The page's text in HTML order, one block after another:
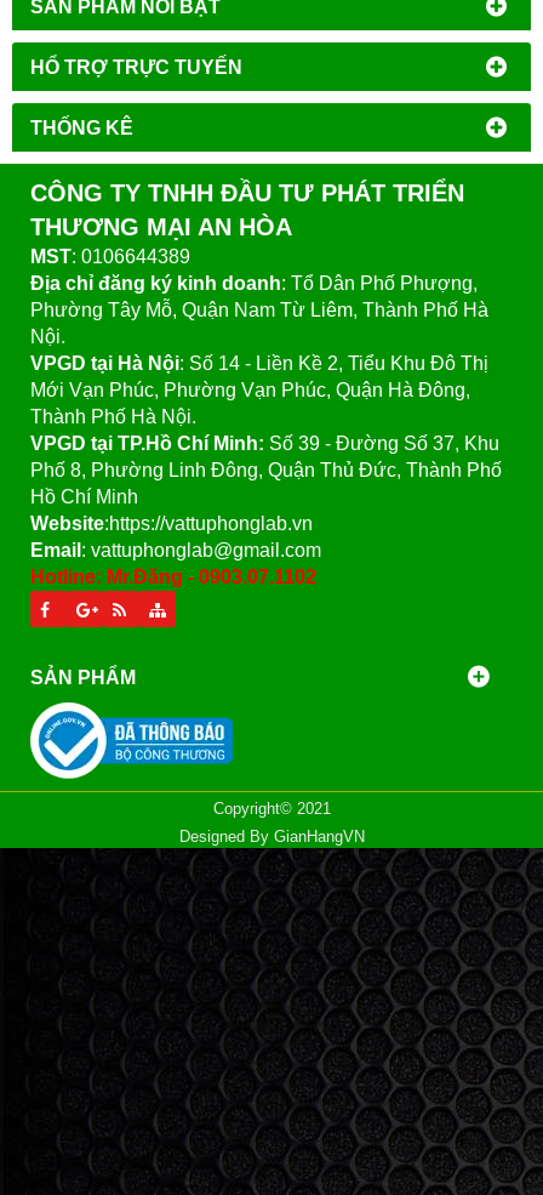
SẢN PHẨM NỔI BẬT
HỔ TRỢ TRỰC TUYẾN
THỐNG KÊ
CÔNG TY TNHH ĐẦU TƯ PHÁT TRIỂN
THƯƠNG MẠI AN HÒA
MST: 0106644389
Địa chỉ đăng ký kinh doanh: Tổ Dân Phố Phượng,
Phường Tây Mỗ, Quận Nam Từ Liêm, Thành Phố Hà
Nội.
VPGD tại Hà Nội: Số 14 - Liền Kề 2, Tiểu Khu Đô Thị
Mới Vạn Phúc, Phường Vạn Phúc, Quận Hà Đông,
Thành Phố Hà Nội.
VPGD tại TP.Hồ Chí Minh: Số 39 - Đường Số 37, Khu
Phố 8, Phường Linh Đông, Quận Thủ Đức, Thành Phố
Hồ Chí Minh
Website:https://vattuphonglab.vn
Email : vattuphonglab@gmail.com
Hotline: Mr.Đăng - 0903.07.1102
SẢN PHẨM
Copyright© 2021
Designed By GianHangVN